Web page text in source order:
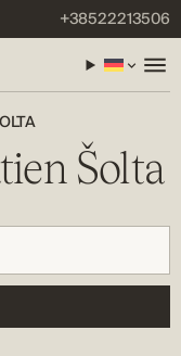
+38522213506
Šolta